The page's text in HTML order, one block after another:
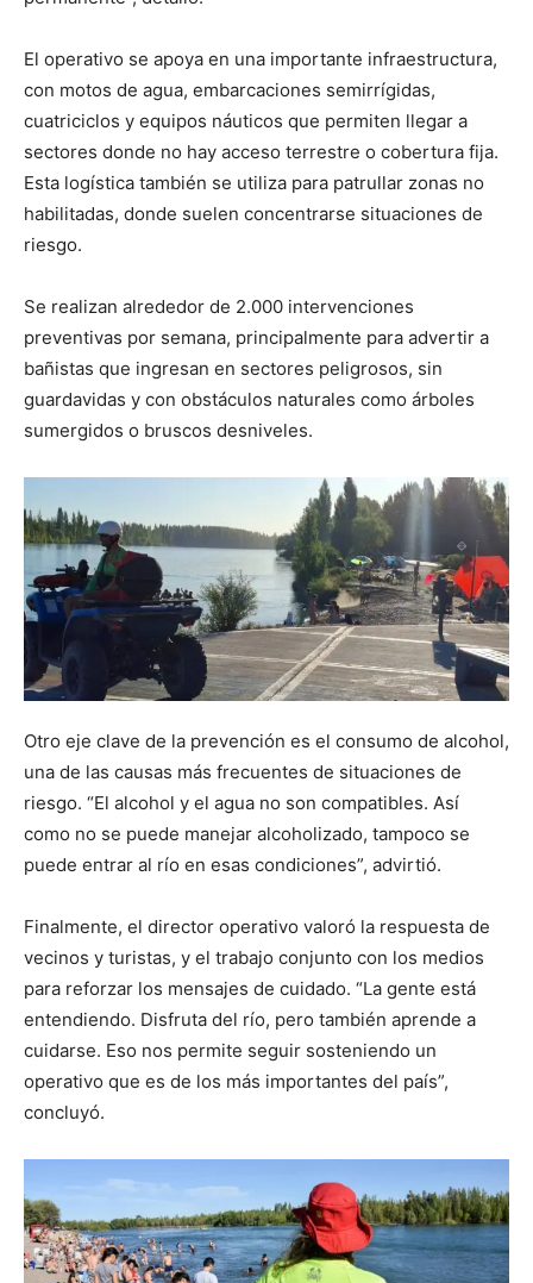
El operativo se apoya en una importante infraestructura,
con motos de agua, embarcaciones semirrígidas,
cuatriciclos y equipos náuticos que permiten llegar a
sectores donde no hay acceso terrestre o cobertura fija.
Esta logística también se utiliza para patrullar zonas no
habilitadas, donde suelen concentrarse situaciones de
riesgo.
Se realizan alrededor de 2.000 intervenciones
preventivas por semana, principalmente para advertir a
bañistas que ingresan en sectores peligrosos, sin
guardavidas y con obstáculos naturales como árboles
sumergidos o bruscos desniveles.
Otro eje clave de la prevención es el consumo de alcohol,
una de las causas más frecuentes de situaciones de
riesgo. “El alcohol y el agua no son compatibles. Así
como no se puede manejar alcoholizado, tampoco se
puede entrar al río en esas condiciones”, advirtió.
Finalmente, el director operativo valoró la respuesta de
vecinos y turistas, y el trabajo conjunto con los medios
para reforzar los mensajes de cuidado. “La gente está
entendiendo. Disfruta del río, pero también aprende a
cuidarse. Eso nos permite seguir sosteniendo un
operativo que es de los más importantes del país”,
concluyó.